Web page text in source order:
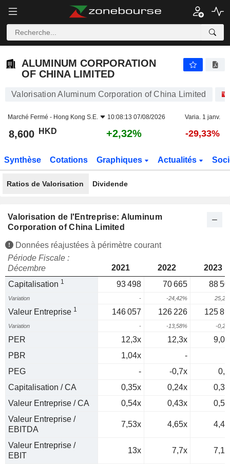
ALUMINUM CORPORATION
OF CHINA LIMITED
Valorisation Aluminum Corporation of China Limited
Marché Fermé - Hong Kong S.E. 10:08:13 07/08/2026 Varia. 1 janv.
8,600 HKD +2,32% -29,33%
Synthèse Cotations Graphiques Actualités
Ratios de Valorisation Dividende
Valorisation de l'Entreprise: Aluminum
Corporation of China Limited
Données réajustées à périmètre courant
Période Fiscale :
Décembre
2021 2022
2023
Capitalisation 1 93 498 70 665 88
Variation - -24,42%
Valeur Entreprise 1 146 057 126 226 125
Variation - -13,58% -
PER 12,3x 12,3x
PBR
1,04x -
PEG
- -0,7x
Capitalisation / CA
0,35x 0,24x
Valeur Entreprise / CA
0,54x 0,43x
Valeur Entreprise /
EBITDA
7,53x 4,65x
Valeur Entreprise /
EBIT
13x 7,7x